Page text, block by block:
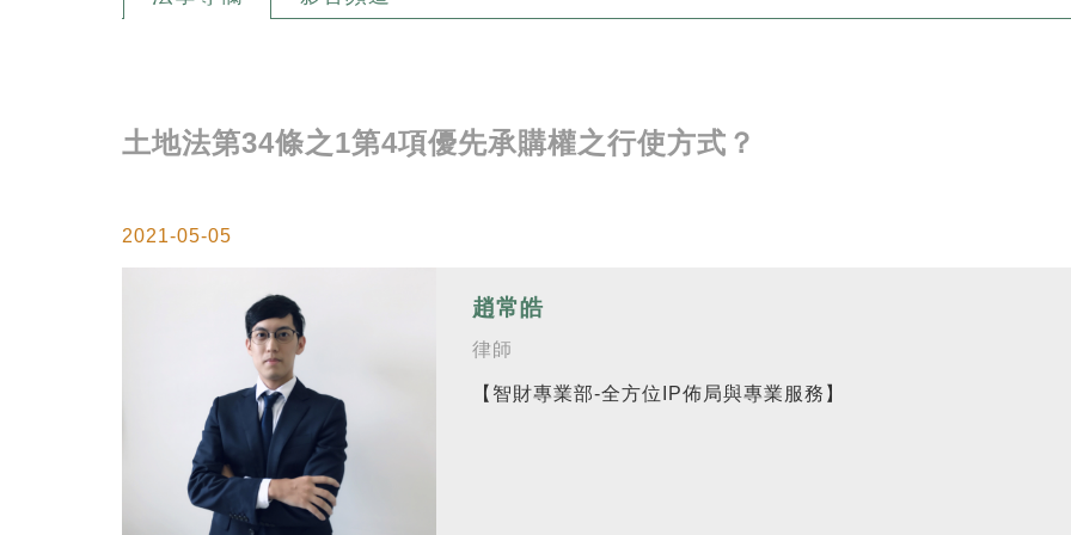
土地法第34條之1第4項優先承購權之行使方式？
2021-05-05
趙常皓
律師
【智財專業部-全方位IP佈局與專業服務】